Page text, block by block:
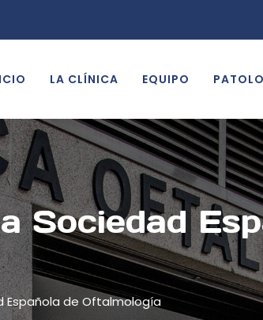
LA CLÍNICA EQUIPO
Sociedad
Española de Oftalmología